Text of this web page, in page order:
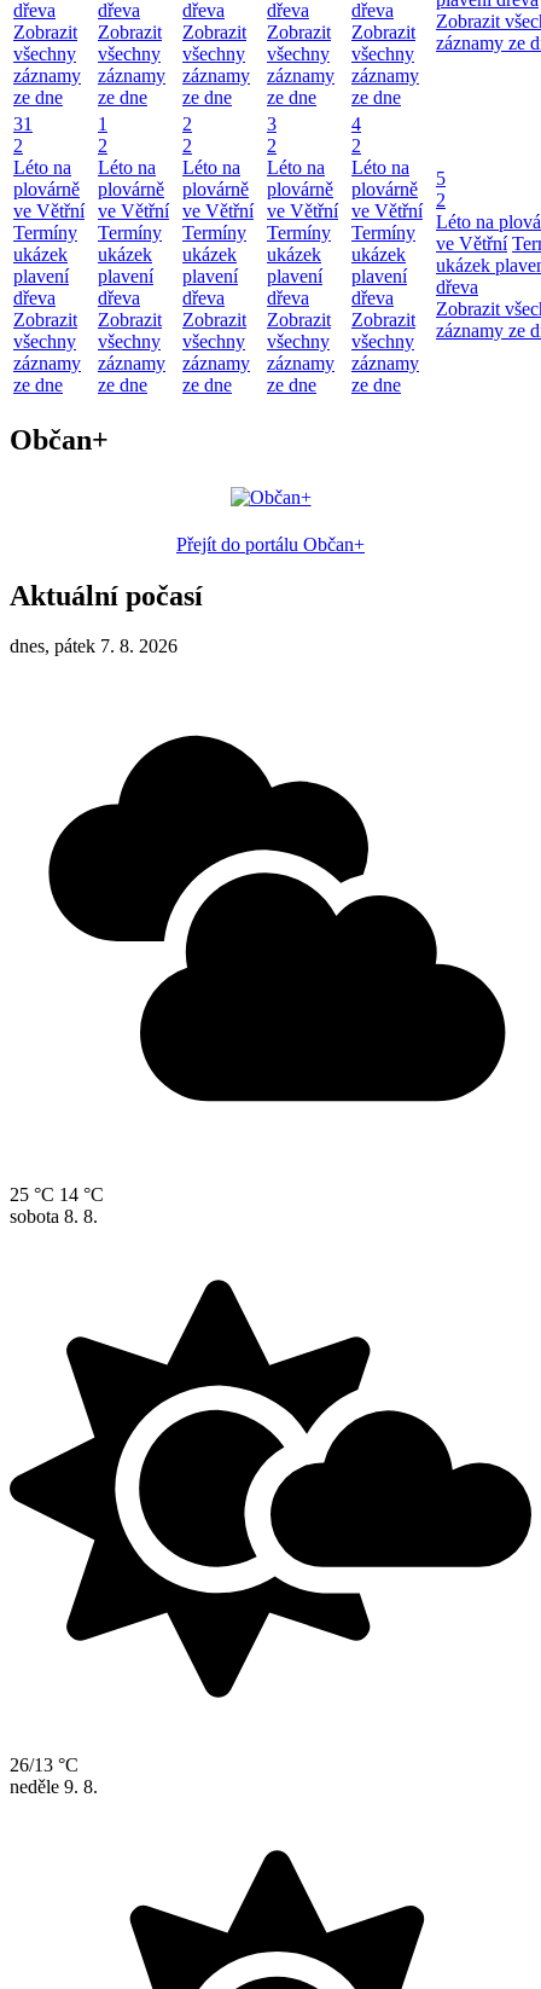
dřeva
Zobrazit
všechny
záznamy
ze dne
dřeva
Zobrazit
všechny
záznamy
ze dne
dřeva
Zobrazit
všechny
záznamy
ze dne
dřeva
Zobrazit
všechny
záznamy
ze dne
dřeva
Zobrazit
všechny
záznamy
ze dne
Zobrazit
záznamy ze
31
2
Léto na
plovárně
ve Větřní
Termíny
ukázek
plavení
dřeva
Zobrazit
všechny
záznamy
ze dne
1
2
Léto na
plovárně
ve Větřní
Termíny
ukázek
plavení
dřeva
Zobrazit
všechny
záznamy
ze dne
2
2
Léto na
plovárně
ve Větřní
Termíny
ukázek
plavení
dřeva
Zobrazit
všechny
záznamy
ze dne
3
2
Léto na
plovárně
ve Větřní
Termíny
ukázek
plavení
dřeva
Zobrazit
všechny
záznamy
ze dne
4
2
Léto na
plovárně
ve Větřní
Termíny
ukázek
plavení
dřeva
Zobrazit
všechny
záznamy
ze dne
5
2
Léto na
ve Větřní
ukázek
dřeva
Zobrazit
záznamy ze
Občan+
Přejít do portálu Občan+
Aktuální počasí
dnes, pátek 7. 8. 2026
25 °C 14 °C
sobota 8. 8.
26/13 °C
neděle 9. 8.